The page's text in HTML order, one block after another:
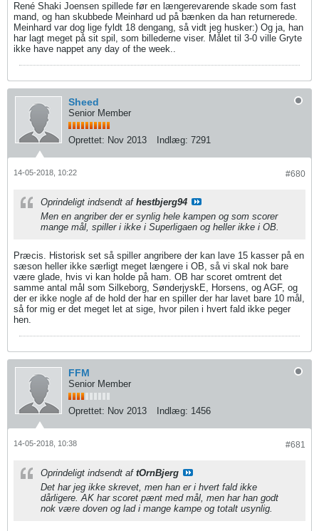
René Shaki Joensen spillede før en længerevarende skade som fast
mand, og han skubbede Meinhard ud på bænken da han returnerede.
Meinhard var dog lige fyldt 18 dengang, så vidt jeg husker:) Og ja, han
har lagt meget på sit spil, som billederne viser. Målet til 3-0 ville Gryte
ikke have nappet any day of the week..
Sheed
Senior Member
Oprettet: Nov 2013 Indlæg: 7291
#680
14-05-2018, 10:22
Oprindeligt indsendt af hestbjerg94
Men en angriber der er synlig hele kampen og som scorer
mange mål, spiller i ikke i Superligaen og heller ikke i OB.
Præcis. Historisk set så spiller angribere der kan lave 15 kasser på en
sæson heller ikke særligt meget længere i OB, så vi skal nok bare
være glade, hvis vi kan holde på ham. OB har scoret omtrent det
samme antal mål som Silkeborg, SønderjyskE, Horsens, og AGF, og
der er ikke nogle af de hold der har en spiller der har lavet bare 10 mål,
så for mig er det meget let at sige, hvor pilen i hvert fald ikke peger
hen.
FFM
Senior Member
Oprettet: Nov 2013 Indlæg: 1456
#681
14-05-2018, 10:38
Oprindeligt indsendt af tOrnBjerg
Det har jeg ikke skrevet, men han er i hvert fald ikke
dårligere. AK har scoret pænt med mål, men har han godt
nok være doven og lad i mange kampe og totalt usynlig.